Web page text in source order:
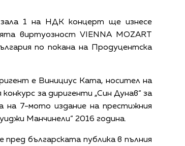
1 на НДК концерт ще изнесе
виртуозност VIENNA MOZART
по покана на Продуцентска
е Винициус Ката, носител на
за диригенти „Син Дунав“ за
на 7-мото издание на престижния
Манчинели“ 2016 година.
пред българската публика в пълния